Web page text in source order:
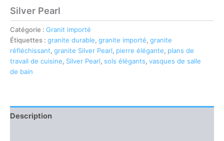
Silver Pearl
Catégorie : Granit importé
Étiquettes : granite durable, granite importé, granite
réfléchissant, granite Silver Pearl, pierre élégante, plans de
travail de cuisine, Silver Pearl, sols élégants, vasques de salle
de bain
Description